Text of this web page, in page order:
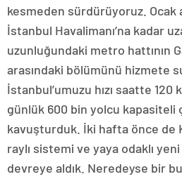
kesmeden sürdürüyoruz. Ocak
İstanbul Havalimanı’na kadar
uzunluğundaki metro hattının
arasındaki bölümünü hizmete
İstanbul’umuzu hızı saatte 120
günlük 600 bin yolcu kapasiteli
kavuşturduk. İki hafta önce de
raylı sistemi ve yaya odaklı
devreye aldık. Neredeyse bir